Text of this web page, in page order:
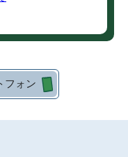
フォン